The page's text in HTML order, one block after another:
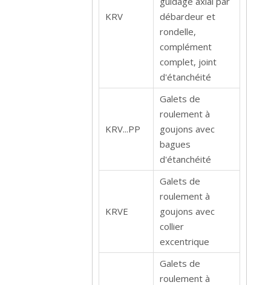
KRV
débardeur et
rondelle,
complément
complet, joint
d'étanchéité
KRV...PP
Galets de
roulement à
goujons avec
bagues
d'étanchéité
KRVE
Galets de
roulement à
goujons avec
collier
excentrique
Galets de
roulement à